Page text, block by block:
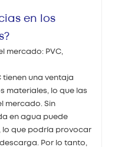
en los
mercado: PVC,
tienen una ventaja
materiales, lo que las
mercado. Sin
en agua puede
lo que podría provocar
Por lo tanto,